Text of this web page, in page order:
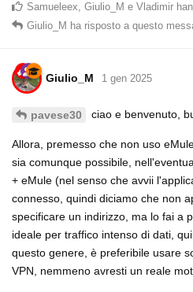
Samueleex, Giulio_M e Vladimir
Giulio_M ha risposto a questo
Giulio_M 1 gen 2025
pavese30 ciao e benvenuto,
Allora, premesso che non uso
sia comunque possibile,
+ eMule (nel senso che avvii
connesso, quindi diciamo che non
specificare un indirizzo, ma lo fai a
ideale per traffico intenso di dati,
questo genere, è preferibile usare
VPN, nemmeno avresti un reale